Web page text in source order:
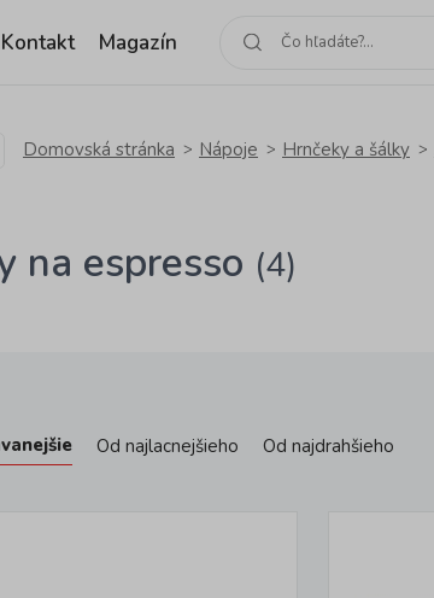
Kontakt Magazín
Domovská stránka Nápoje Hrnčeky a šálky
na espresso (4)
Od najlacnejšieho Od najdrahšieho